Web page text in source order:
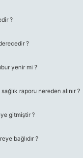
?
?
yenir mi ?
raporu nereden alınır ?
gitmiştir ?
bağlıdır ?